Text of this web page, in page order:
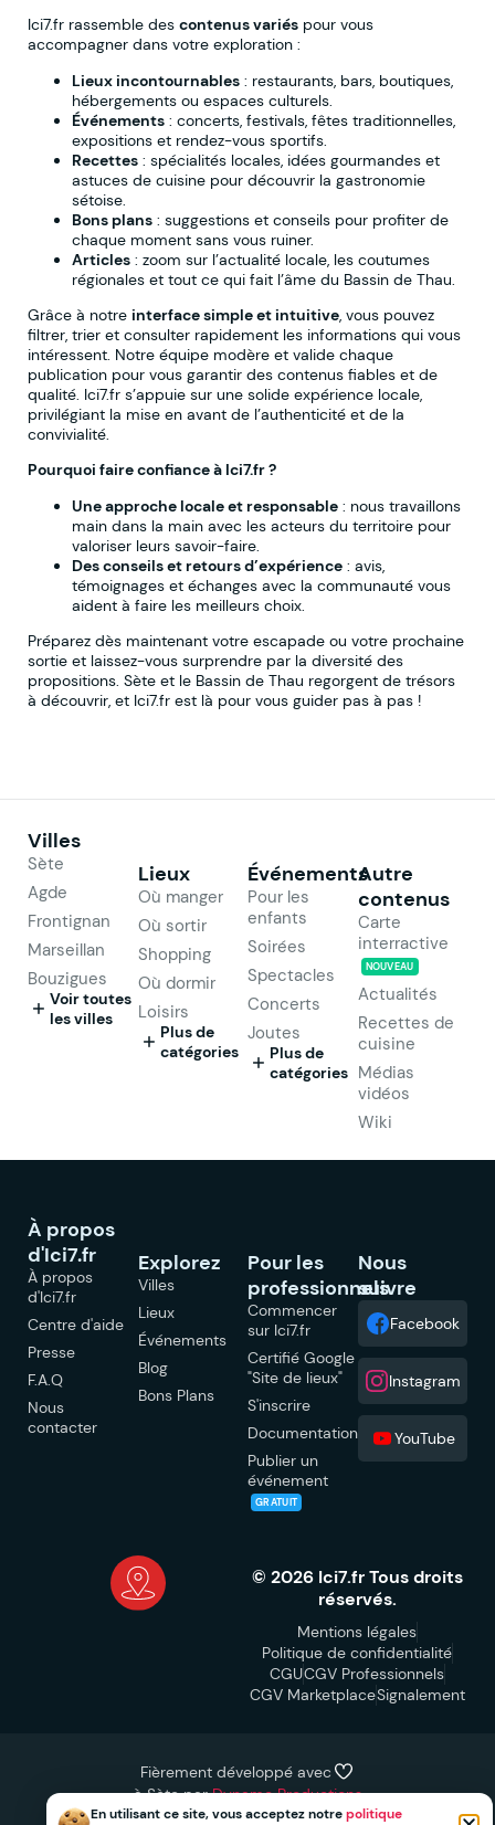
Ici7.fr rassemble des contenus variés pour vous
accompagner dans votre exploration :
Lieux incontournables : restaurants, bars, boutiques,
hébergements ou espaces culturels.
Événements : concerts, festivals, fêtes traditionnelles,
expositions et rendez-vous sportifs.
Recettes : spécialités locales, idées gourmandes et
astuces de cuisine pour découvrir la gastronomie
sétoise.
Bons plans : suggestions et conseils pour profiter de
chaque moment sans vous ruiner.
Articles : zoom sur l’actualité locale, les coutumes
régionales et tout ce qui fait l’âme du Bassin de Thau.
Grâce à notre interface simple et intuitive, vous pouvez
filtrer, trier et consulter rapidement les informations qui vous
intéressent. Notre équipe modère et valide chaque
publication pour vous garantir des contenus fiables et de
qualité. Ici7.fr s’appuie sur une solide expérience locale,
privilégiant la mise en avant de l’authenticité et de la
convivialité.
Pourquoi faire confiance à Ici7.fr ?
Une approche locale et responsable : nous travaillons
main dans la main avec les acteurs du territoire pour
valoriser leurs savoir-faire.
Des conseils et retours d’expérience : avis,
témoignages et échanges avec la communauté vous
aident à faire les meilleurs choix.
Préparez dès maintenant votre escapade ou votre prochaine
sortie et laissez-vous surprendre par la diversité des
propositions. Sète et le Bassin de Thau regorgent de trésors
à découvrir, et Ici7.fr est là pour vous guider pas à pas !
Villes
Sète
Agde
Frontignan
Marseillan
Bouzigues
Voir toutes
les villes
Lieux
Où manger
Où sortir
Shopping
Où dormir
Loisirs
Plus de
catégories
Événements
Pour les
enfants
Soirées
Spectacles
Concerts
Joutes
Plus de
catégories
Autre
contenus
Carte
interractive
NOUVEAU
Actualités
Recettes de
cuisine
Médias
vidéos
Wiki
À propos
d'Ici7.fr
À propos
d'Ici7.fr
Centre d'aide
Presse
F.A.Q
Nous
contacter
Explorez
Villes
Lieux
Événements
Blog
Bons Plans
Pour les
professionnels
Commencer
sur Ici7.fr
Certifié Google
"Site de lieux"
S'inscrire
Documentation
Publier un
événement
GRATUIT
Nous
suivre
Facebook
Instagram
YouTube
© 2026 Ici7.fr Tous droits
réservés.
Mentions légales
Politique de confidentialité
CGUCGV Professionnels
CGV MarketplaceSignalement
Fièrement développé avec
à Sète parDynamo Productions
En utilisant ce site, vous acceptez notrepolitique